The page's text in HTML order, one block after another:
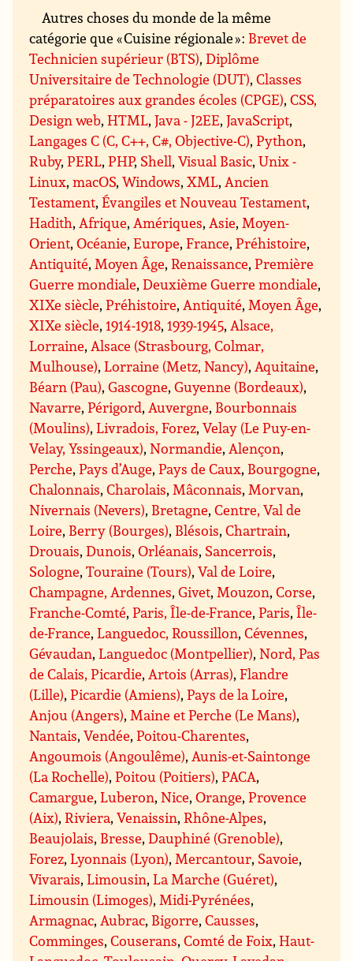
Autres choses du monde de la même
catégorie que « Cuisine régionale » : Brevet de
Technicien supérieur (BTS),Diplôme
Universitaire de Technologie (DUT),Classes
préparatoires aux grandes écoles (CPGE),CSS,
Design web,HTML,Java - J2EE,JavaScript,
Langages C (C, C++, C#, Objective-C),Python,
Ruby,PERL,PHP, Shell,Visual Basic,Unix -
Linux,macOS,Windows,XML, Ancien
Testament,Évangiles et Nouveau Testament,
Hadith, Afrique, Amériques, Asie, Moyen-
Orient,Océanie,Europe,France,Préhistoire,
Antiquité, Moyen Âge,Renaissance,Première
Guerre mondiale,Deuxième Guerre mondiale,
XIXe siècle,Préhistoire, Antiquité, Moyen Âge,
XIXe siècle,1914-1918,1939-1945, Alsace,
Lorraine, Alsace (Strasbourg, Colmar,
Mulhouse),Lorraine (Metz, Nancy), Aquitaine,
Béarn (Pau),Gascogne,Guyenne (Bordeaux),
Navarre,Périgord, Auvergne, Bourbonnais
(Moulins),Livradois, Forez,Velay (Le Puy-en-
Velay, Yssingeaux),Normandie, Alençon,
Perche,Pays d’Auge,Pays de Caux, Bourgogne,
Chalonnais,Charolais, Mâconnais, Morvan,
Nivernais (Nevers), Bretagne,Centre, Val de
Loire, Berry (Bourges), Blésois,Chartrain,
Drouais,Dunois,Orléanais, Sancerrois,
Sologne,Touraine (Tours),Val de Loire,
Champagne, Ardennes,Givet, Mouzon,Corse,
Franche-Comté,Paris, Île-de-France,Paris,Île-
de-France,Languedoc, Roussillon,Cévennes,
Gévaudan,Languedoc (Montpellier),Nord, Pas
de Calais, Picardie, Artois (Arras),Flandre
(Lille),Picardie (Amiens),Pays de la Loire,
Anjou (Angers), Maine et Perche (Le Mans),
Nantais,Vendée,Poitou-Charentes,
Angoumois (Angoulême), Aunis-et-Saintonge
(La Rochelle),Poitou (Poitiers),PACA,
Camargue,Luberon,Nice,Orange,Provence
(Aix),Riviera,Venaissin,Rhône-Alpes,
Beaujolais, Bresse,Dauphiné (Grenoble),
Forez,Lyonnais (Lyon), Mercantour, Savoie,
Vivarais,Limousin,La Marche (Guéret),
Limousin (Limoges), Midi-Pyrénées,
Armagnac, Aubrac, Bigorre,Causses,
Comminges,Couserans,Comté de Foix,Haut-